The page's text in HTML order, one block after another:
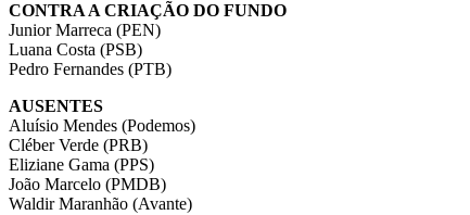
CONTRA A CRIAÇÃO DO FUNDO
Junior Marreca (PEN)
Luana Costa (PSB)
Pedro Fernandes (PTB)
AUSENTES
Aluísio Mendes (Podemos)
Cléber Verde (PRB)
Eliziane Gama (PPS)
João Marcelo (PMDB)
Waldir Maranhão (Avante)